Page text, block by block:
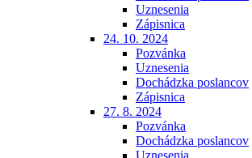
Uznesenia
Zápisnica
24. 10. 2024
Pozvánka
Uznesenia
Dochádzka poslancov
Zápisnica
27. 8. 2024
Pozvánka
Dochádzka poslancov
Uznesenia